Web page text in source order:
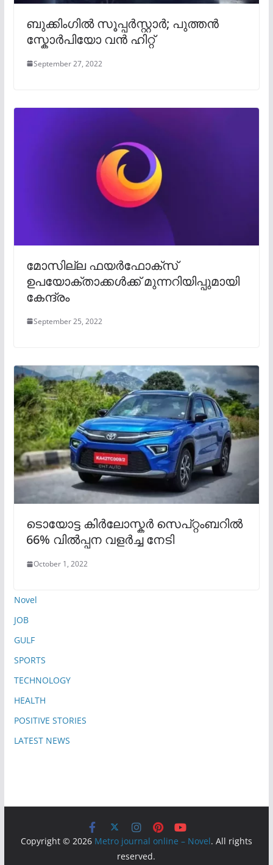
ബുക്കിംഗില്‍ സൂപ്പര്‍സ്റ്റാര്‍; പുത്തന്‍
സ്കോര്‍പിയോ വൻ ഹിറ്റ്
September 27, 2022
മോസില്ല ഫയർഫോക്സ്
ഉപയോക്താക്കൾക്ക് മുന്നറിയിപ്പുമായി
കേന്ദ്രം
September 25, 2022
ടൊയോട്ട കിർലോസ്കർ സെപ്റ്റംബറിൽ
66% വിൽപ്പന വളർച്ച നേടി
October 1, 2022
Novel
JOB
GULF
SPORTS
TECHNOLOGY
HEALTH
POSITIVE STORIES
LATEST NEWS
Copyright © 2026 Metro journal online – Novel. All rights
reserved.